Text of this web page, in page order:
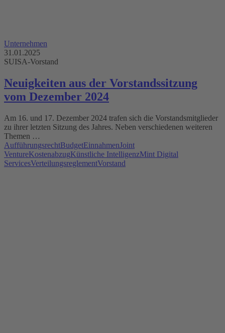
Unternehmen
31.01.2025
SUISA-Vorstand
Neuigkeiten aus der Vorstandssitzung
vom Dezember 2024
Am 16. und 17. Dezember 2024 trafen sich die Vorstandsmitglieder
zu ihrer letzten Sitzung des Jahres. Neben verschiedenen weiteren
Themen …
AufführungsrechtBudgetEinnahmenJoint
VentureKostenabzugKünstliche IntelligenzMint Digital
ServicesVerteilungsreglementVorstand